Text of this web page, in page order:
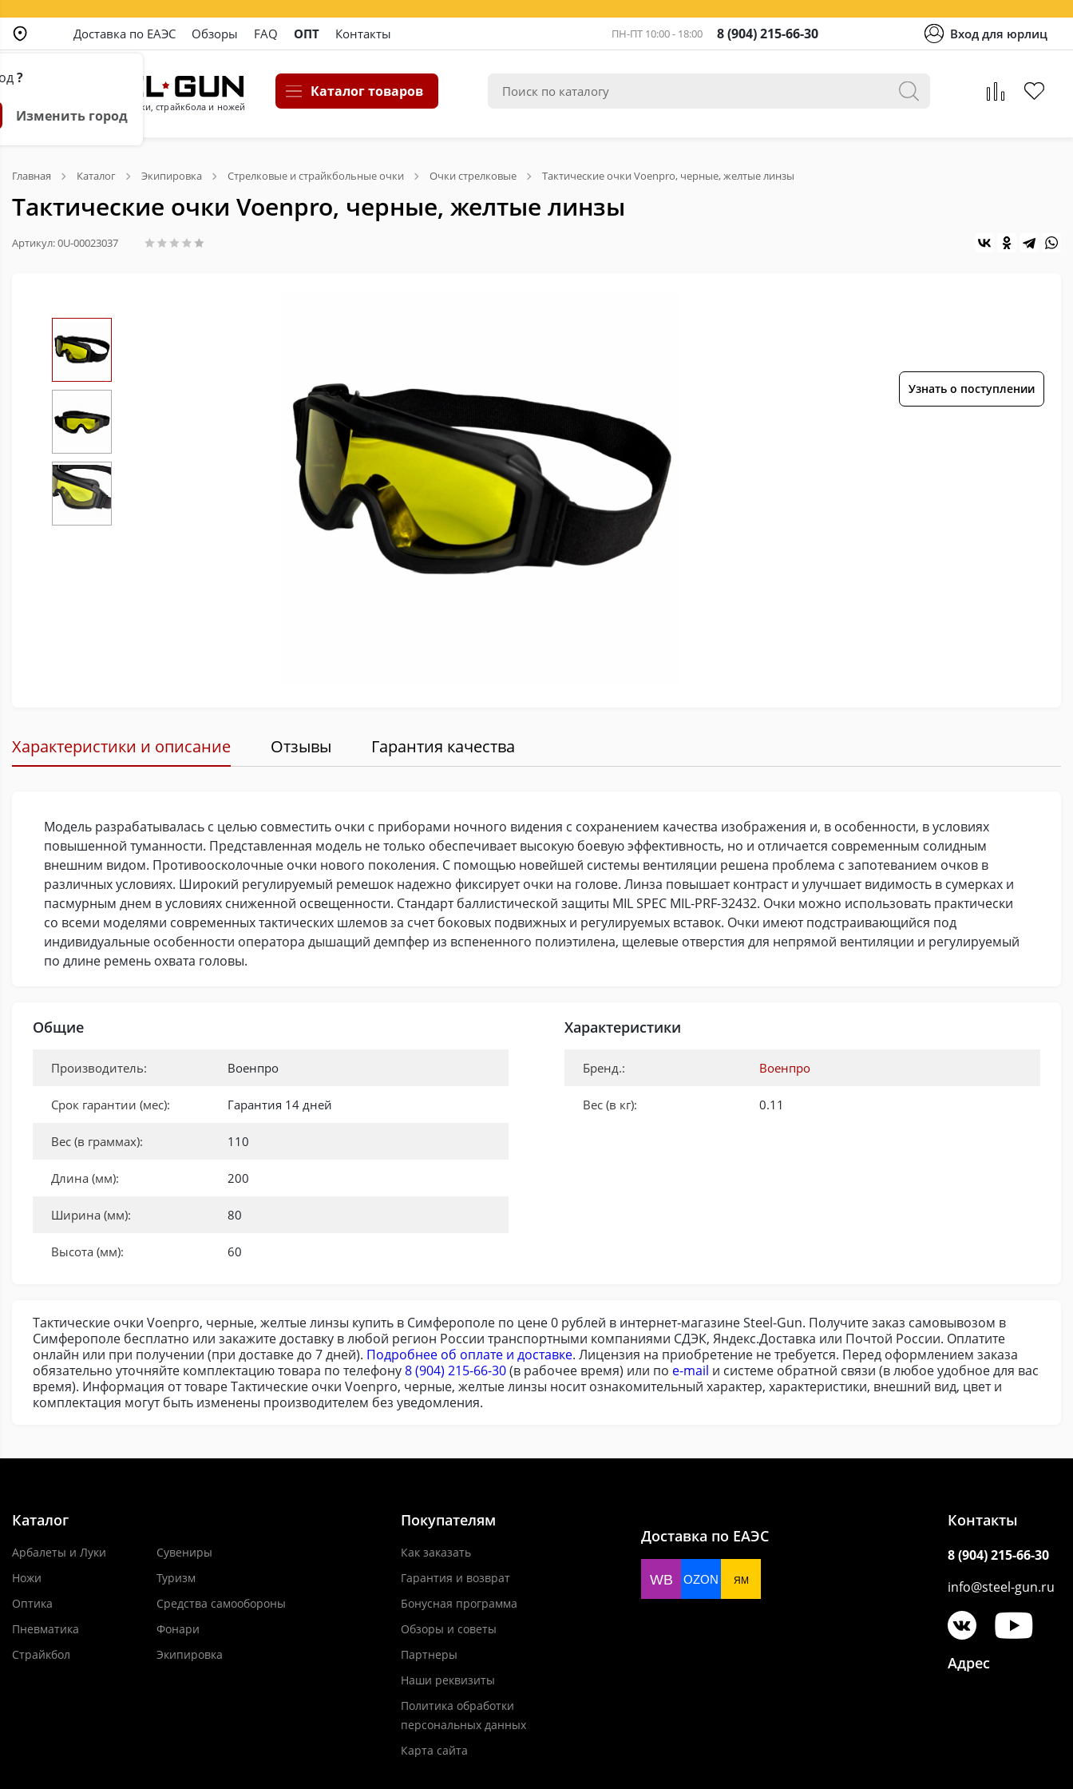
?
Изменить город
Доставка по ЕАЭС Обзоры FAQ ОПТ Контакты ПН-ПТ 10:00 - 18:00 8 (904) 215-66-30 Вход для юрлиц
Магазин пневматики, страйкбола и ножей
Каталог товаров
Главная Каталог Экипировка Стрелковые и страйкбольные очки Очки стрелковые Тактические очки Voenpro, черные, желтые линзы
Тактические очки Voenpro, черные, желтые линзы
Артикул: 0U-00023037
Узнать о поступлении
Характеристики и описание Отзывы Гарантия качества
Модель разрабатывалась с целью совместить очки с приборами ночного видения с сохранением качества изображения и, в особенности, в условиях
повышенной туманности. Представленная модель не только обеспечивает высокую боевую эффективность, но и отличается современным солидным
внешним видом. Противоосколочные очки нового поколения. С помощью новейшей системы вентиляции решена проблема с запотеванием очков в
различных условиях. Широкий регулируемый ремешок надежно фиксирует очки на голове. Линза повышает контраст и улучшает видимость в сумерках и
пасмурным днем в условиях сниженной освещенности. Стандарт баллистической защиты MIL SPEC MIL-PRF-32432. Очки можно использовать практически
со всеми моделями современных тактических шлемов за счет боковых подвижных и регулируемых вставок. Очки имеют подстраивающийся под
индивидуальные особенности оператора дышащий демпфер из вспененного полиэтилена, щелевые отверстия для непрямой вентиляции и регулируемый
по длине ремень охвата головы.
Общие
Производитель: Военпро
Срок гарантии (мес): Гарантия 14 дней
Вес (в граммах): 110
Длина (мм): 200
Ширина (мм): 80
Высота (мм): 60
Характеристики
Бренд.: Военпро
Вес (в кг): 0.11
Тактические очки Voenpro, черные, желтые линзы купить в Симферополе по цене 0 рублей в интернет-магазине Steel-Gun. Получите заказ самовывозом в
Симферополе бесплатно или закажите доставку в любой регион России транспортными компаниями СДЭК, Яндекс.Доставка или Почтой России. Оплатите
онлайн или при получении (при доставке до 7 дней). Подробнее об оплате и доставке. Лицензия на приобретение не требуется. Перед оформлением заказа
обязательно уточняйте комплектацию товара по телефону8 (904) 215-66-30(в рабочее время) или по e-mail и системе обратной связи (в любое удобное для вас
время). Информация от товаре Тактические очки Voenpro, черные, желтые линзы носит ознакомительный характер, характеристики, внешний вид, цвет и
комплектация могут быть изменены производителем без уведомления.
Каталог
Арбалеты и Луки
Ножи
Оптика
Пневматика
Страйкбол
Сувениры
Туризм
Средства самообороны
Фонари
Экипировка
Покупателям
Как заказать
Гарантия и возврат
Бонусная программа
Обзоры и советы
Партнеры
Наши реквизиты
Политика обработки
персональных данных
Карта сайта
Доставка по ЕАЭС
WB OZON ЯМ
Контакты
8 (904) 215-66-30
info@steel-gun.ru
Адрес